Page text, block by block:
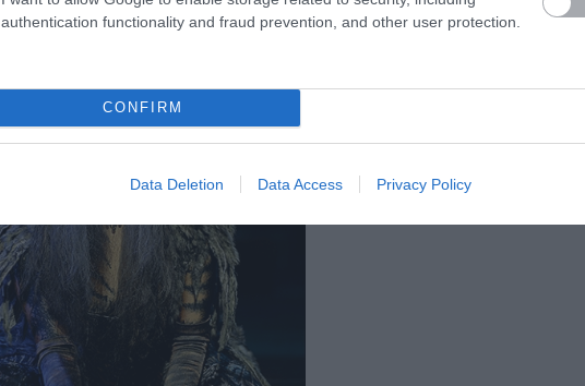
authentication functionality and fraud prevention, and other user protection.
CONFIRM
Data Deletion Data Access Privacy Policy